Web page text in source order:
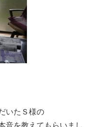
いたＳ様の